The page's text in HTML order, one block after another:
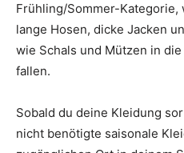
Frühling/Sommer-Kategorie,
lange Hosen, dicke Jacken
wie Schals und Mützen in
fallen.
Sobald du deine Kleidung
nicht benötigte saisonale